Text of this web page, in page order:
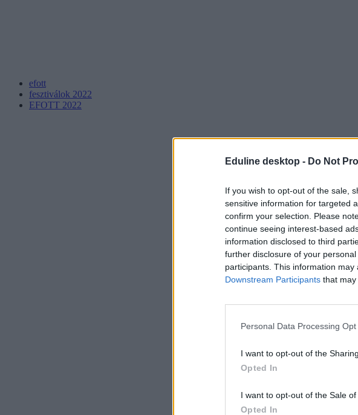
Eduline desktop - Do Not
If you wish to opt-out of the sale,
sensitive information for targeted
confirm your selection. Please
continue seeing interest-based
information disclosed to third
further disclosure of your
participants. This information
Downstream Participants that may
Personal Data Processing
I want to opt-out of the
Opted In
I want to opt-out of the Sale of
Opted In
efott
fesztiválok 2022
EFOTT 2022